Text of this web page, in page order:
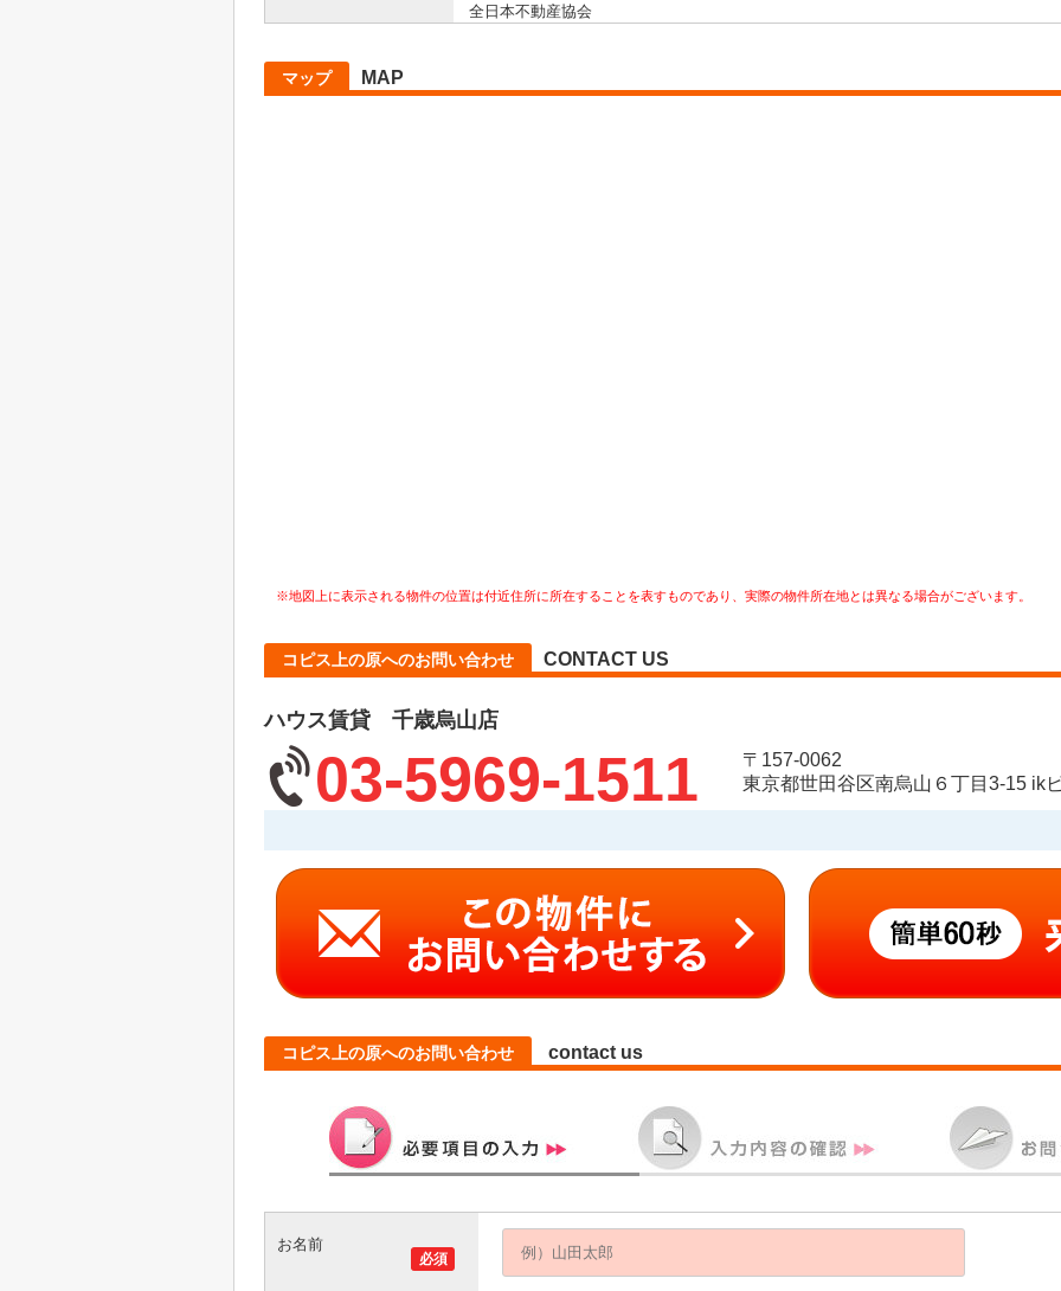
全日本不動産協会
マップ MAP
※地図上に表示される物件の位置は付近住所に所在することを表すものであり、実際の物件所在地とは異なる場合がございます。
コピス上の原へのお問い合わせ CONTACT US
ハウス賃貸 千歳烏山店
03-5969-1511
〒157-0062
東京都世田谷区南烏山６丁目3-15 ik
コピス上の原へのお問い合わせ contact us
必須
お名前